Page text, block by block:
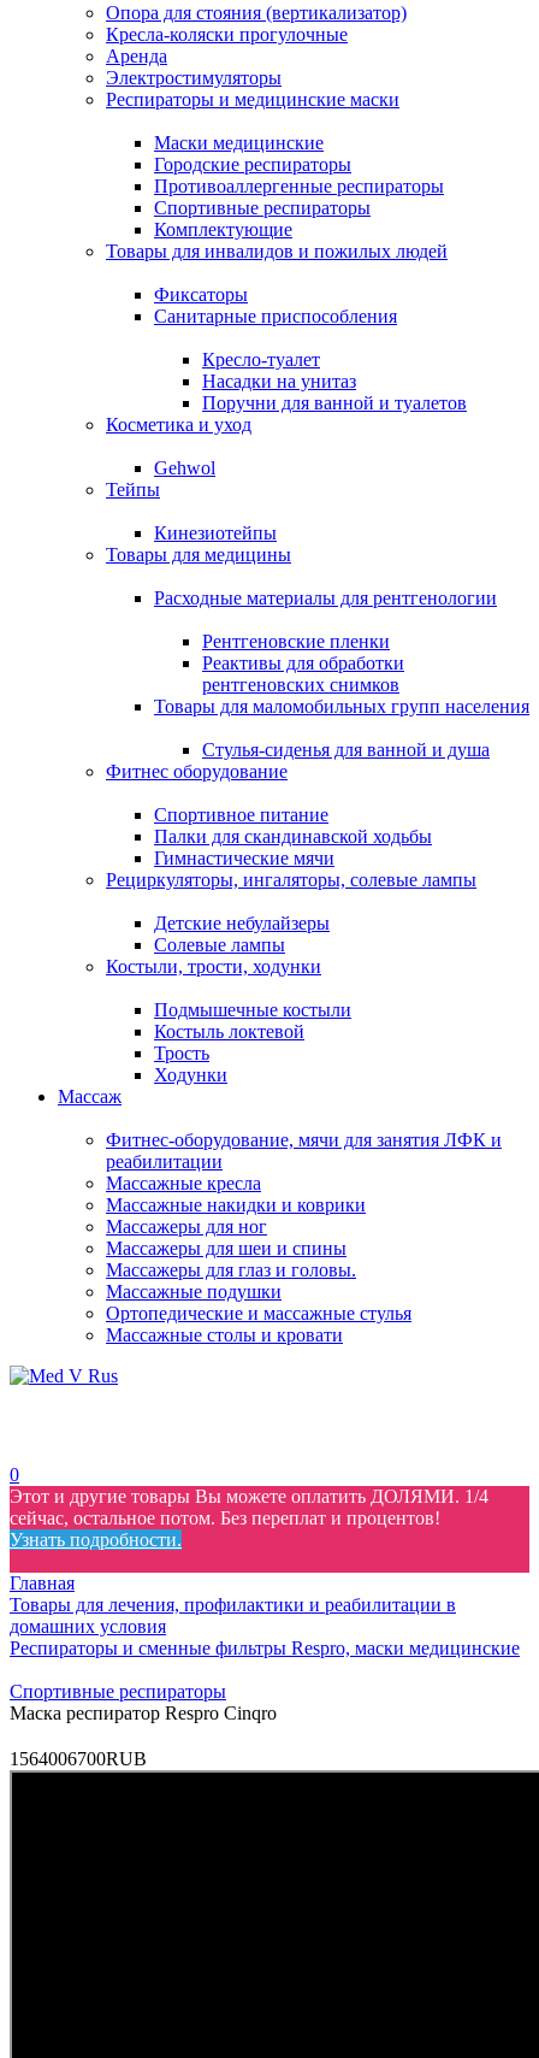
Опора для стояния (вертикализатор)
Кресла-коляски прогулочные
Аренда
Электростимуляторы
Респираторы и медицинские маски
Маски медицинские
Городские респираторы
Противоаллергенные респираторы
Спортивные респираторы
Комплектующие
Товары для инвалидов и пожилых людей
Фиксаторы
Санитарные приспособления
Кресло-туалет
Насадки на унитаз
Поручни для ванной и туалетов
Косметика и уход
Gehwol
Тейпы
Кинезиотейпы
Товары для медицины
Расходные материалы для рентгенологии
Рентгеновские пленки
Реактивы для обработки
рентгеновских снимков
Товары для маломобильных групп населения
Стулья-сиденья для ванной и душа
Фитнес оборудование
Спортивное питание
Палки для скандинавской ходьбы
Гимнастические мячи
Рециркуляторы, ингаляторы, солевые лампы
Детские небулайзеры
Солевые лампы
Костыли, трости, ходунки
Подмышечные костыли
Костыль локтевой
Трость
Ходунки
Массаж
Фитнес-оборудование, мячи для занятия ЛФК и
реабилитации
Массажные кресла
Массажные накидки и коврики
Массажеры для ног
Массажеры для шеи и спины
Массажеры для глаз и головы.
Массажные подушки
Ортопедические и массажные стулья
Массажные столы и кровати
0
Этот и другие товары Вы можете оплатить ДОЛЯМИ. 1/4
сейчас, остальное потом. Без переплат и процентов!
Узнать подробности.
Главная
Товары для лечения, профилактики и реабилитации в
домашних условия
Респираторы и сменные фильтры Respro, маски медицинские
Спортивные респираторы
Маска респиратор Respro Cinqro
1564006700RUB